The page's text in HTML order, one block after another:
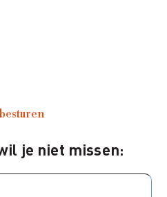
je niet missen: